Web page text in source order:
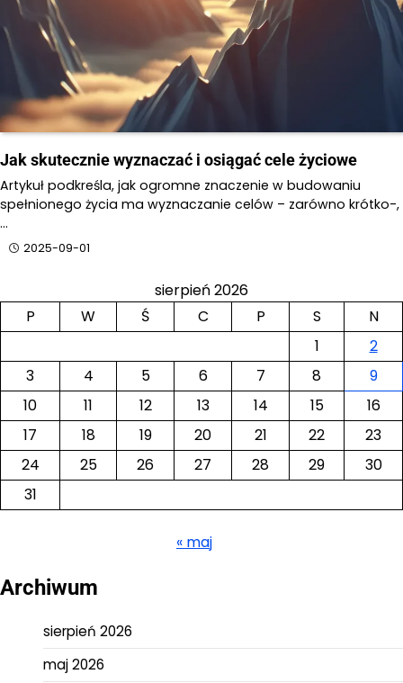
Jak skutecznie wyznaczać i osiągać cele życiowe
Artykuł podkreśla, jak ogromne znaczenie w budowaniu
spełnionego życia ma wyznaczanie celów – zarówno krótko-,
…
2025-09-01
sierpień 2026
P
W Ś C P S
N
1
2
3
4 5 6 7 8
9
10
11 12 13 14 15
16
17
18 19 20 21 22
23
24
25 26 27 28 29
30
31
« maj
Archiwum
sierpień 2026
maj 2026